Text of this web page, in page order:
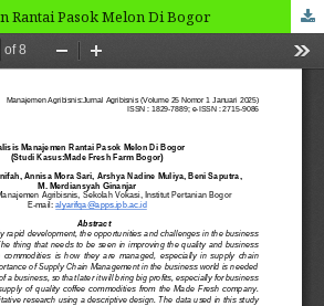
Rantai Pasok Melon Di Bogor